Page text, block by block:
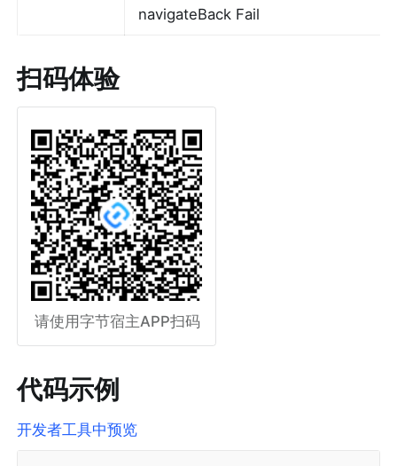
navigateBack Fail
扫码体验
请使用字节宿主APP扫码
代码示例
开发者工具中预览